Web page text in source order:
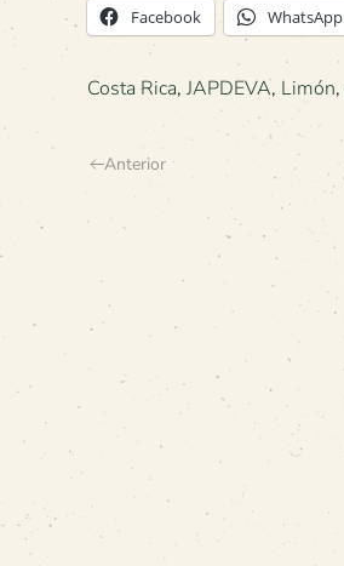
Facebook WhatsApp
Costa Rica, JAPDEVA, Limón,
Anterior